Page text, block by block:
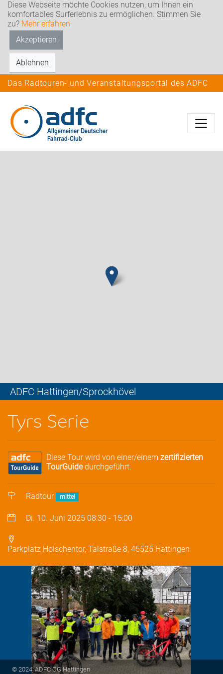
Diese Webseite möchte Cookies nutzen, um Ihnen ein
komfortables Surferlebnis zu ermöglichen. Stimmen Sie
zu? Mehr erfahren
Akzeptieren
Ablehnen
Das Radtouren- und Veranstaltungsportal des ADFC
ADFC Hattingen/Sprockhövel
Tyrs Serie
Diese Tour wird von einer/einem zertifizierten
TourGuidedurchgeführt.
Radtour mittel
Di. 10. Juni 2025 08:30 - 15:00
Parkplatz Holschentor, Talstraße 8, 45525 Hattingen
© 2024, ADFC OG Hattingen